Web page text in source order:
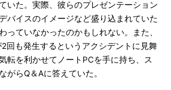
いた。実際、彼らのプレゼンテーション
バイスのイメージなど盛り込まれていた
っていなかったのかもしれない。また、
回も発生するというアクシデントに見舞
転を利かせてノートPCを手に持ち、ス
がらQ＆Aに答えていた。